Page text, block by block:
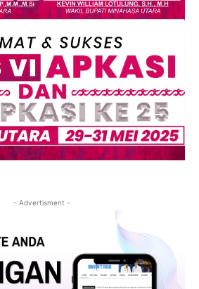
- Advertisment -